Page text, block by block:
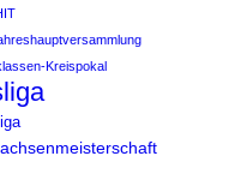
Kreispokal